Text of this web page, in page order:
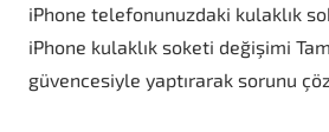
iPhone telefonunuzdaki kulaklık
iPhone kulaklık soketi değişimi
güvencesiyle yaptırarak sorunu